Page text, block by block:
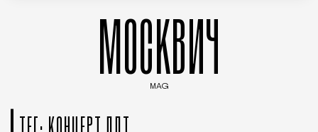
МОСКВИЧ
MAG